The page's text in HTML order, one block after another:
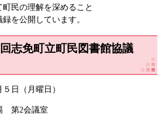
民の理解を深めること
を公開しています。
志免町立町民図書館協議
日（月曜日）
第2会議室